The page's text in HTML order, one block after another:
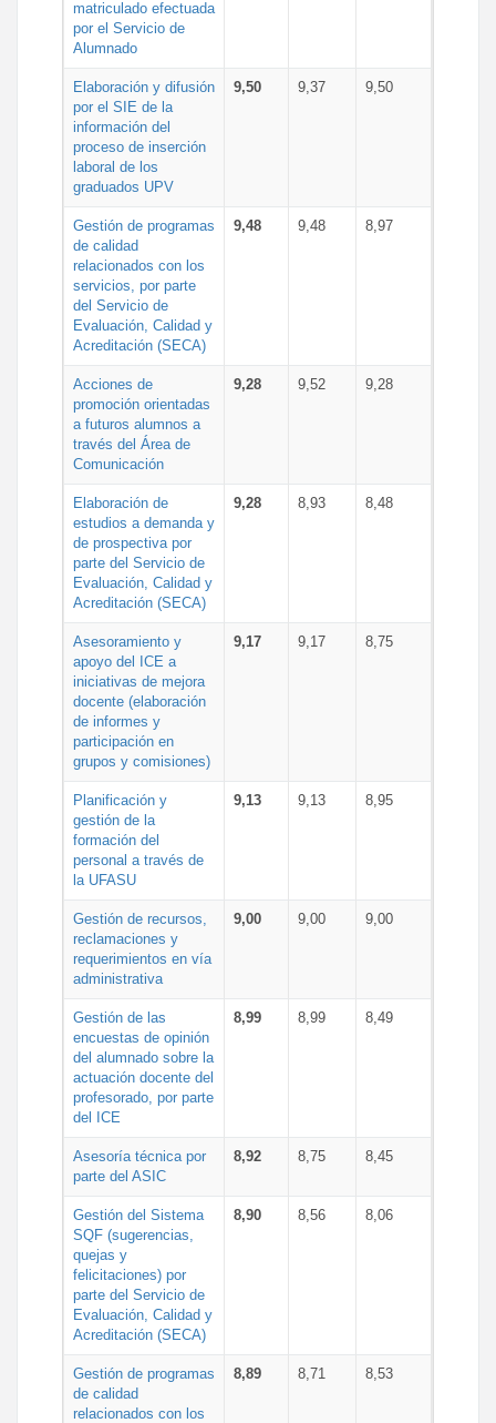
matriculado efectuada
por el Servicio de
Alumnado
Elaboración y difusión
por el SIE de la
información del
proceso de inserción
laboral de los
graduados UPV
9,50 9,37 9,50
Gestión de programas
de calidad
relacionados con los
servicios, por parte
del Servicio de
Evaluación, Calidad y
Acreditación (SECA)
9,48 9,48 8,97
Acciones de
promoción orientadas
a futuros alumnos a
través del Área de
Comunicación
9,28 9,52 9,28
Elaboración de
estudios a demanda y
de prospectiva por
parte del Servicio de
Evaluación, Calidad y
Acreditación (SECA)
9,28 8,93 8,48
Asesoramiento y
apoyo del ICE a
iniciativas de mejora
docente (elaboración
de informes y
participación en
grupos y comisiones)
9,17 9,17 8,75
Planificación y
gestión de la
formación del
personal a través de
la UFASU
9,13 9,13 8,95
Gestión de recursos,
reclamaciones y
requerimientos en vía
administrativa
9,00 9,00 9,00
Gestión de las
encuestas de opinión
del alumnado sobre la
actuación docente del
profesorado, por parte
del ICE
8,99 8,99 8,49
Asesoría técnica por
parte del ASIC
8,92 8,75 8,45
Gestión del Sistema
SQF (sugerencias,
quejas y
felicitaciones) por
parte del Servicio de
Evaluación, Calidad y
Acreditación (SECA)
8,90 8,56 8,06
Gestión de programas
de calidad
relacionados con los
8,89 8,71 8,53